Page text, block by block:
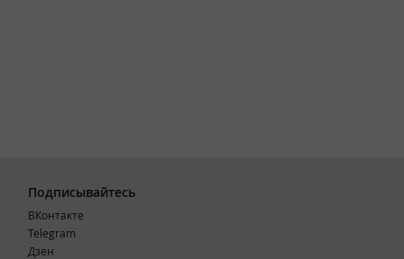
Подписывайтесь
ВКонтакте
Telegram
Дзен